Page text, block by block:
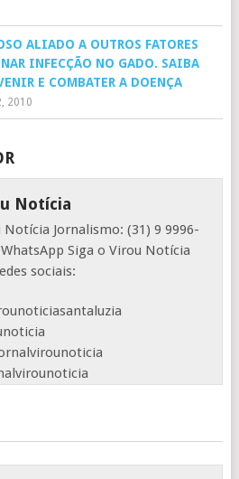
ALIADO A OUTROS FATORES
INFECÇÃO NO GADO. SAIBA
E COMBATER A DOENÇA
2010
Notícia
Notícia Jornalismo: (31) 9 9996-
WhatsApp Siga o Virou Notícia
sociais: